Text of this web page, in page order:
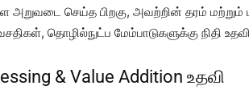
அறுவடை செய்த பிறகு, அவற்றின் தரம்
தொழில்நுட்ப மேம்பாடுகளுக்கு நிதி
& Value Addition உதவி